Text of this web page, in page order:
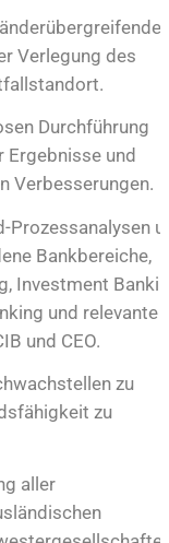
Verlegung des
Durchführung
Ergebnisse und
Verbesserungen.
Prozessanalysen
Bankbereiche,
Investment
und relevante
und CEO.
zu
zu
aller